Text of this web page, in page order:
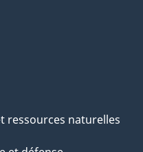
ressources naturelles